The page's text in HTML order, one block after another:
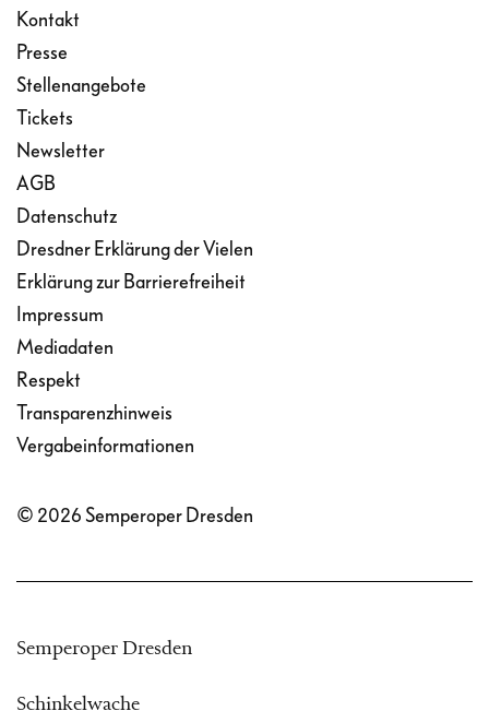
Kontakt
Presse
Stellenangebote
Tickets
Newsletter
AGB
Datenschutz
Dresdner Erklärung der Vielen
Erklärung zur Barrierefreiheit
Impressum
Mediadaten
Respekt
Transparenzhinweis
Vergabeinformationen
© 2026 Semperoper Dresden
Semperoper Dresden
Schinkelwache